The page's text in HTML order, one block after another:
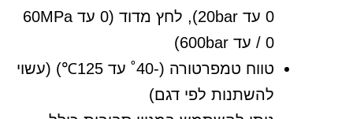
0 עד 20bar), לחץ מדוד (0 עד 60MPa
/ 0 עד 600bar)
טווח טמפרטורה (-40˚ עד 125℃) (עשוי
להשתנות לפי דגם)